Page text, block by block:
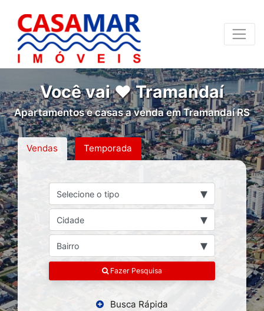
Você vai ❤ Tramandaí
Apartamentos e casas a venda em Tramandaí RS
Vendas Temporada
Selecione o tipo ▾
Cidade ▾
Bairro ▾
Fazer Pesquisa
Busca Rápida